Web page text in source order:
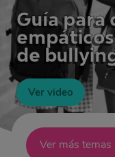
Guía para
de
Ver video
Ver más temas